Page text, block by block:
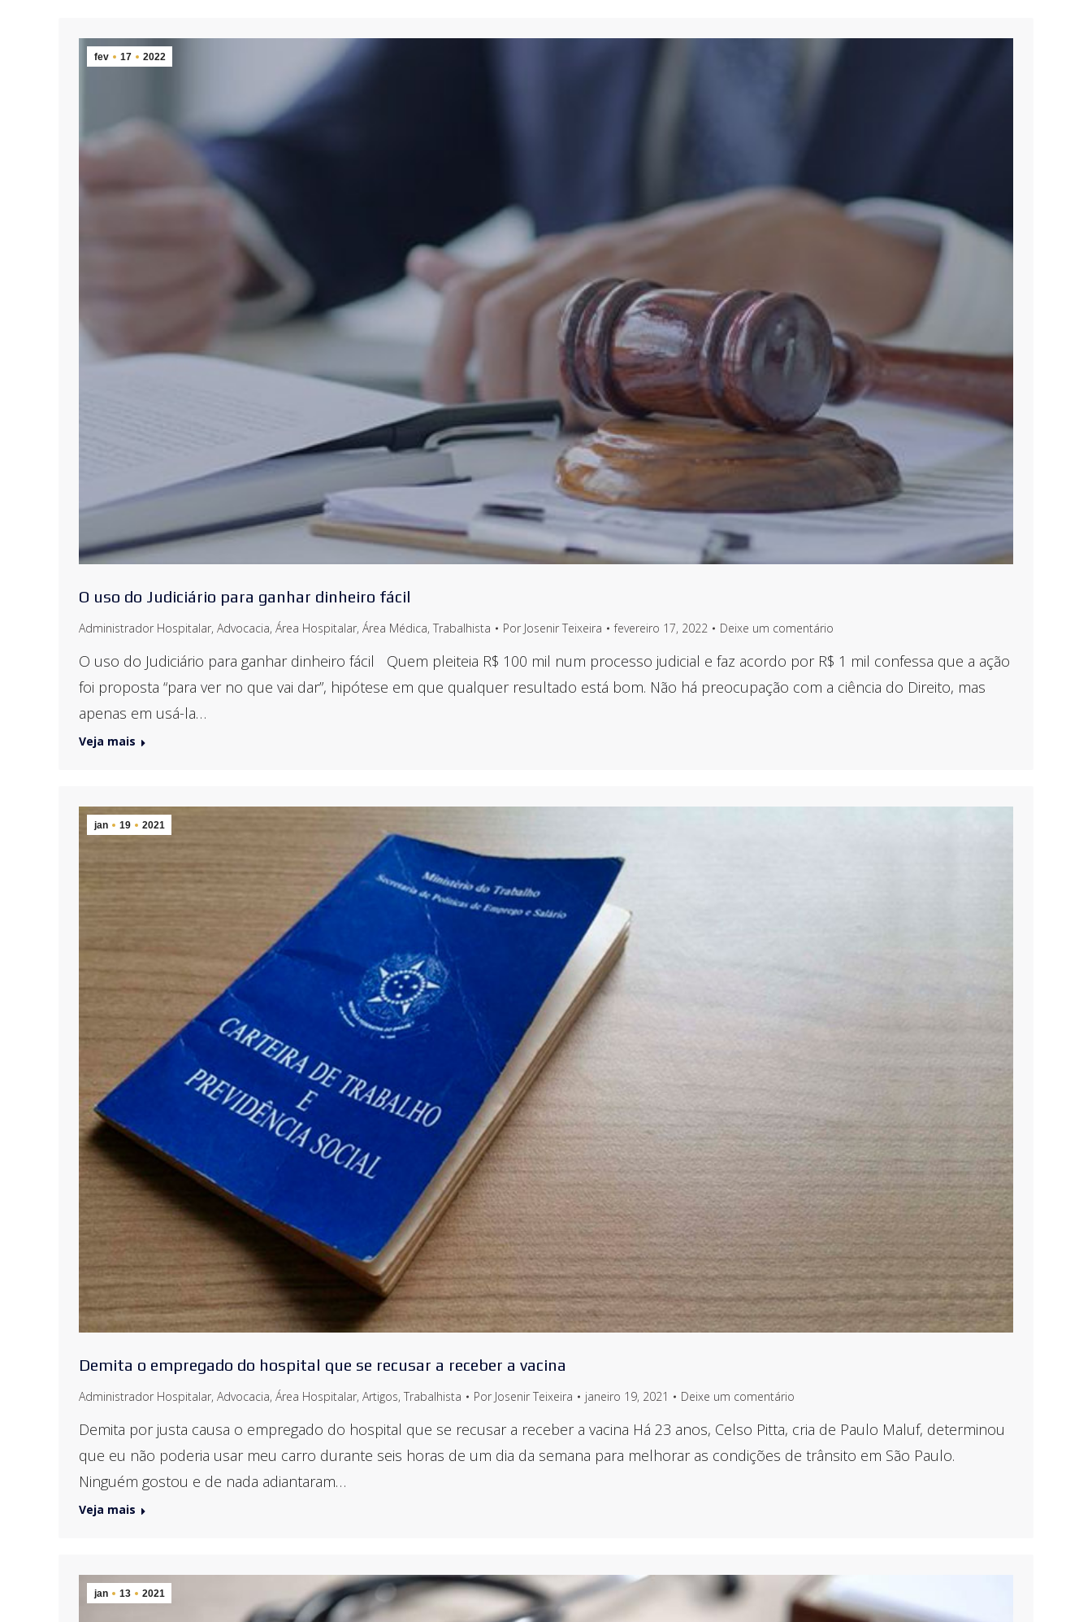
fev 17 2022
O uso do Judiciário para ganhar dinheiro fácil
Administrador Hospitalar, Advocacia, Área Hospitalar, Área Médica, Trabalhista Por Josenir Teixeira fevereiro 17, 2022 Deixe um comentário
O uso do Judiciário para ganhar dinheiro fácil Quem pleiteia R$ 100 mil num processo judicial e faz acordo por R$ 1 mil confessa que a ação
foi proposta “para ver no que vai dar”, hipótese em que qualquer resultado está bom. Não há preocupação com a ciência do Direito, mas
apenas em usá-la…
Veja mais
jan 19 2021
Demita o empregado do hospital que se recusar a receber a vacina
Administrador Hospitalar, Advocacia, Área Hospitalar, Artigos, Trabalhista Por Josenir Teixeira janeiro 19, 2021 Deixe um comentário
Demita por justa causa o empregado do hospital que se recusar a receber a vacina Há 23 anos, Celso Pitta, cria de Paulo Maluf, determinou
que eu não poderia usar meu carro durante seis horas de um dia da semana para melhorar as condições de trânsito em São Paulo.
Ninguém gostou e de nada adiantaram…
Veja mais
jan 13 2021